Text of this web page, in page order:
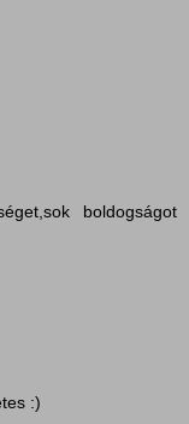
boldogságot
:)